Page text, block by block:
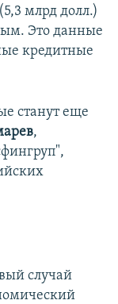
млрд долл.)
Это данные
кредитные
станут еще
,
случай